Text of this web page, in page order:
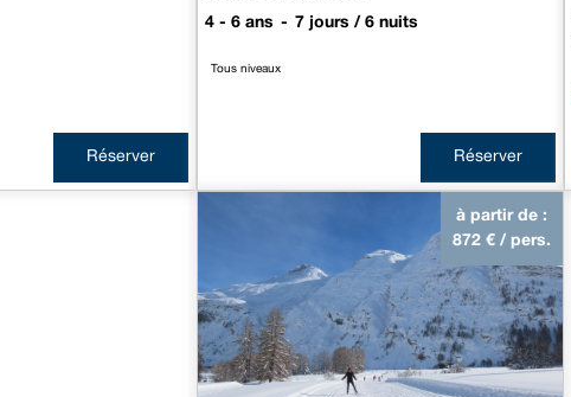
Réserver
4 - 6 ans 7 jours / 6 nuits
Tous niveaux
Réserver
à partir de :
872 € / pers.